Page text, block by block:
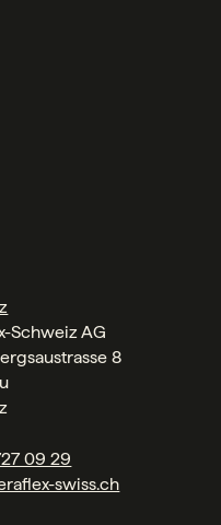
Schweiz AG
8
09 29
swiss.ch